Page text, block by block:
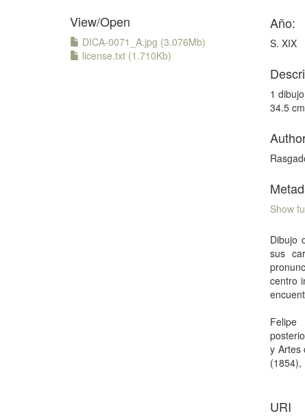
View/Open
DICA-0071_A.jpg (3.076Mb)
license.txt (1.710Kb)
Año:
S. XIX
1
34.5
Show
Dibujo
sus
centro
y Artes
(1854),
URI